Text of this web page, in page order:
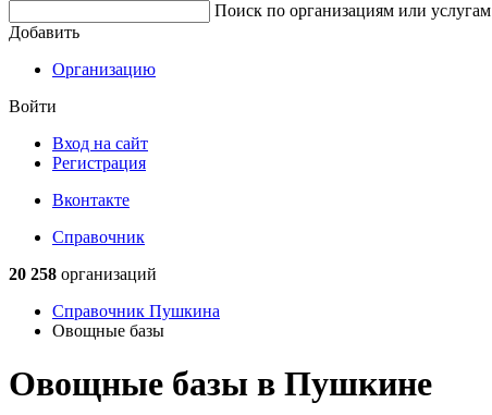
Поиск по организациям или услугам
Добавить
Организацию
Войти
Вход на сайт
Регистрация
Вконтакте
Справочник
20 258 организаций
Справочник Пушкина
Овощные базы
Овощные базы в Пушкине